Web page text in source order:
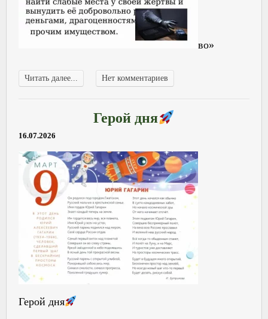
во»
Читать далее... Нет комментариев
Герой дня
16.07.2026
Герой дня